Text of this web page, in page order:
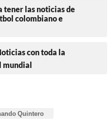
tener las noticias de
colombiano e
con toda la
mundial
Quintero